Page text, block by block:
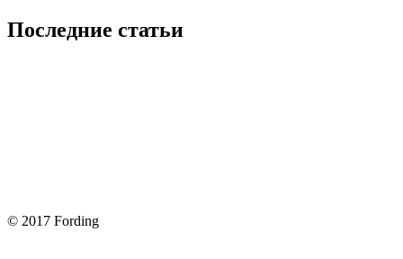
Последние статьи
© 2017 Fording